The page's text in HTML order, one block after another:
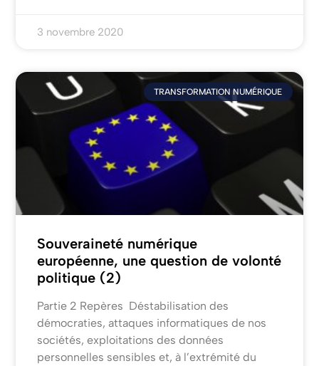
3 novembre 2020
TRANSFORMATION NUMÉRIQUE
Souveraineté numérique
européenne, une question de volonté
politique (2)
Partie 2 Repères Déstabilisation des
démocraties, attaques informatiques de nos
sociétés, exploitations des données
personnelles sensibles et, à l’extrémité du